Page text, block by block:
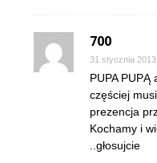
700
31 stycznia
PUPA PUPĄ
częściej
prezencja
Kochamy i
..głosujcie